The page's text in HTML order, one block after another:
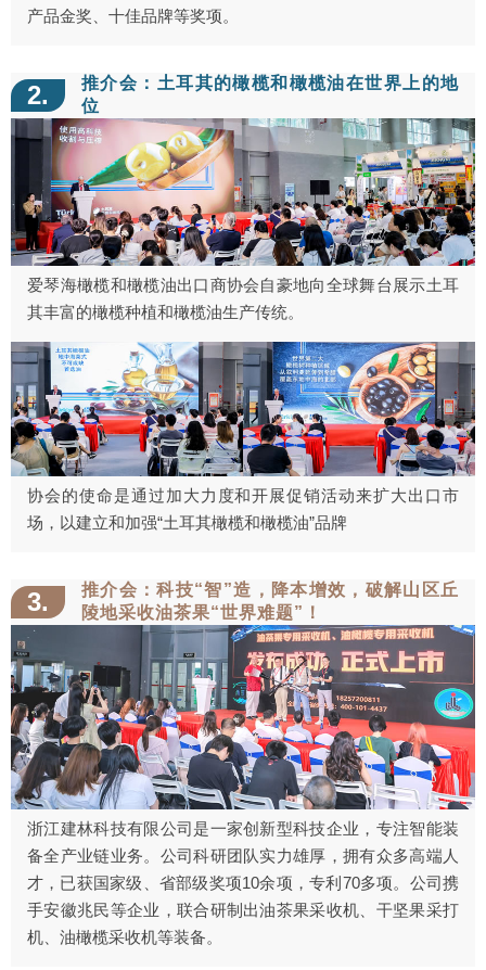
产品金奖、十佳品牌等奖项。
2.
推介会：土耳其的橄榄和橄榄油在世界上的地
位
爱琴海橄榄和橄榄油出口商协会自豪地向全球舞台展示土耳
其丰富的橄榄种植和橄榄油生产传统。
协会的使命是通过加大力度和开展促销活动来扩大出口市
场，以建立和加强“土耳其橄榄和橄榄油”品牌
3.
推介会：科技“智”造，降本增效，破解山区丘
陵地采收油茶果“世界难题”！
浙江建林科技有限公司是一家创新型科技企业，专注智能装
备全产业链业务。公司科研团队实力雄厚，拥有众多高端人
才，已获国家级、省部级奖项10余项，专利70多项。公司携
手安徽兆民等企业，联合研制出油茶果采收机、干坚果采打
机、油橄榄采收机等装备。